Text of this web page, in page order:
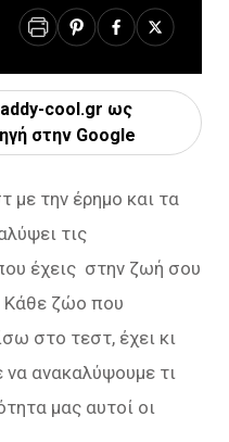
cool.gr ως
στην Google
με την έρημο και τα
τις
έχεις στην ζωή σου
Κάθε ζώο που
στο τεστ, έχει κι
ανακαλύψουμε τι
μας αυτοί οι